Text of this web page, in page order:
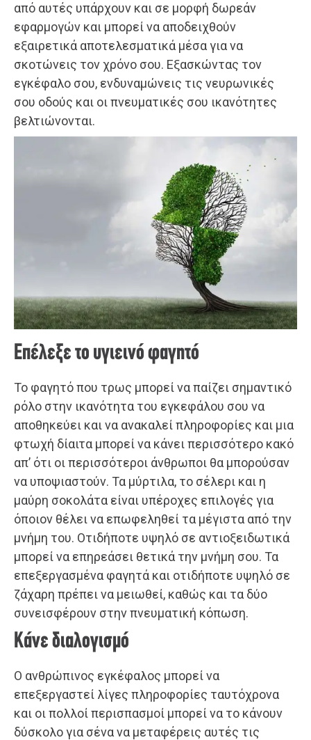
από αυτές υπάρχουν και σε μορφή δωρεάν
εφαρμογών και μπορεί να αποδειχθούν
εξαιρετικά αποτελεσματικά μέσα για να
σκοτώνεις τον χρόνο σου. Εξασκώντας τον
εγκέφαλο σου, ενδυναμώνεις τις νευρωνικές
σου οδούς και οι πνευματικές σου ικανότητες
βελτιώνονται.
Επέλεξε το υγιεινό φαγητό
Το φαγητό που τρως μπορεί να παίζει σημαντικό
ρόλο στην ικανότητα του εγκεφάλου σου να
αποθηκεύει και να ανακαλεί πληροφορίες και μια
φτωχή δίαιτα μπορεί να κάνει περισσότερο κακό
απ’ ότι οι περισσότεροι άνθρωποι θα μπορούσαν
να υποψιαστούν. Τα μύρτιλα, το σέλερι και η
μαύρη σοκολάτα είναι υπέροχες επιλογές για
όποιον θέλει να επωφεληθεί τα μέγιστα από την
μνήμη του. Οτιδήποτε υψηλό σε αντιοξειδωτικά
μπορεί να επηρεάσει θετικά την μνήμη σου. Τα
επεξεργασμένα φαγητά και οτιδήποτε υψηλό σε
ζάχαρη πρέπει να μειωθεί, καθώς και τα δύο
συνεισφέρουν στην πνευματική κόπωση.
Κάνε διαλογισμό
Ο ανθρώπινος εγκέφαλος μπορεί να
επεξεργαστεί λίγες πληροφορίες ταυτόχρονα
και οι πολλοί περισπασμοί μπορεί να το κάνουν
δύσκολο για σένα να μεταφέρεις αυτές τις